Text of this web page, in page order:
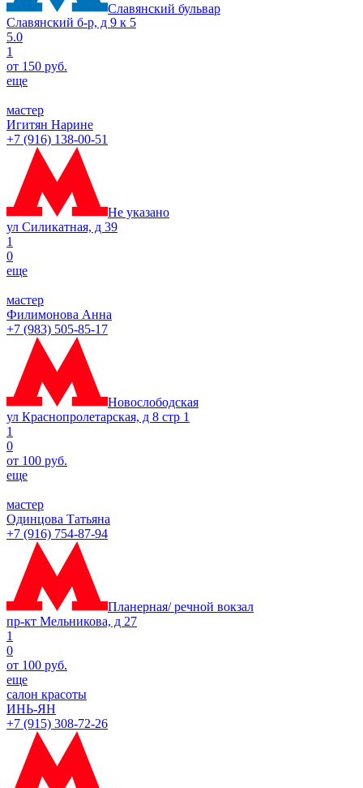
Славянский бульвар
Славянский б-р, д 9 к 5
5.0
1
от 150 руб.
еще
мастер
Игитян Нарине
+7 (916) 138-00-51
Не указано
ул Силикатная, д 39
1
0
еще
мастер
Филимонова Анна
+7 (983) 505-85-17
Новослободская
ул Краснопролетарская, д 8 стр 1
1
0
от 100 руб.
еще
мастер
Одинцова Татьяна
+7 (916) 754-87-94
Планерная/ речной вокзал
пр-кт Мельникова, д 27
1
0
от 100 руб.
еще
салон красоты
ИНЬ-ЯН
+7 (915) 308-72-26